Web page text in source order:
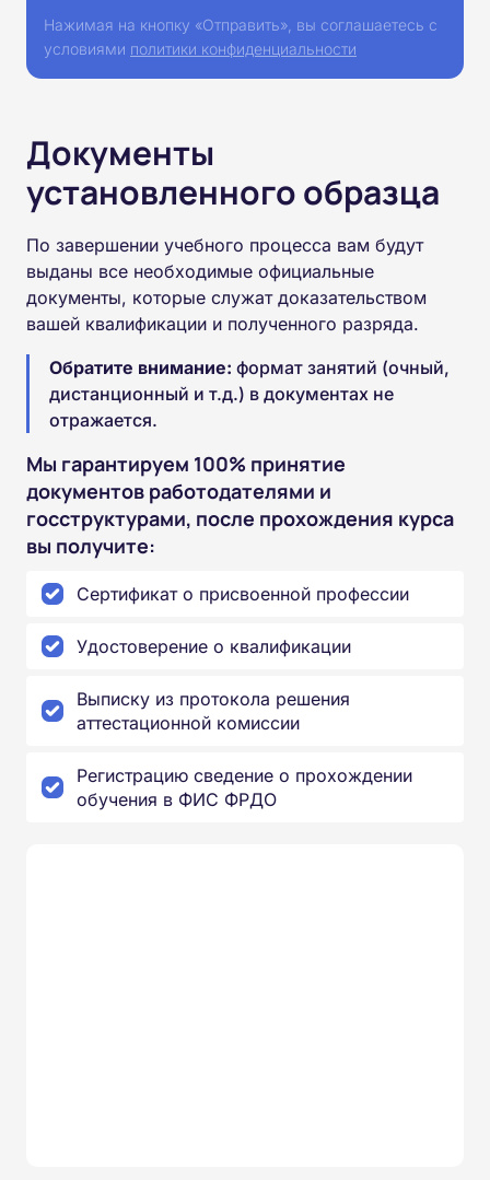
Нажимая на кнопку «Отправить», вы соглашаетесь с
условиями политики конфиденциальности
Документы
установленного образца
По завершении учебного процесса вам будут
выданы все необходимые официальные
документы, которые служат доказательством
вашей квалификации и полученного разряда.
Обратите внимание: формат занятий (очный,
дистанционный и т.д.) в документах не
отражается.
Мы гарантируем 100% принятие
документов работодателями и
госструктурами, после прохождения курса
вы получите:
Сертификат о присвоенной профессии
Удостоверение о квалификации
Выписку из протокола решения
аттестационной комиссии
Регистрацию сведение о прохождении
обучения в ФИС ФРДО